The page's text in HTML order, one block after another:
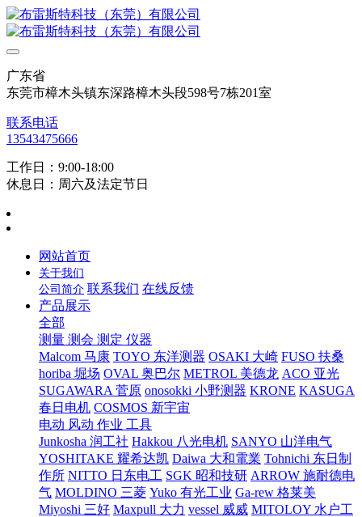
广东省
东莞市樟木头镇东深路樟木头段598号7栋201室
联系电话
13543475666
工作日：9:00-18:00
休息日：周六及法定节日
网站首页
关于我们
公司简介 联系我们 在线反馈
产品展示
全部
测量 测会 测定 仪器
Malcom 马康 TOYO 东洋测器 OSAKI 大崎 FUSO 扶桑
horiba 堀场 OVAL 奥巴尔 METROL 美德龙 ACO 亚光
SUGAWARA 菅原 onosokki 小野测器 KRONE KASUGA
春日电机 COSMOS 新宇宙
电动 风动 作业 工具
Junkosha 润工社 Hakkou 八光电机 SANYO 山洋电气
YOSHITAKE 耀希达凯 Daiwa 大和電業 Tohnichi 东日制
作所 NITTO 日东电工 SGK 昭和技研 ARROW 施耐德电
气 MOLDINO 三菱 Yuko 有光工业 Ga-rew 格莱美
Miyoshi 三好 Maxpull 大力 vessel 威威 MITOLOY 水户工